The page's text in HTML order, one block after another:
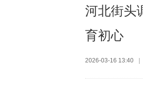
河北街头
育初心
2026-03-16 13:40